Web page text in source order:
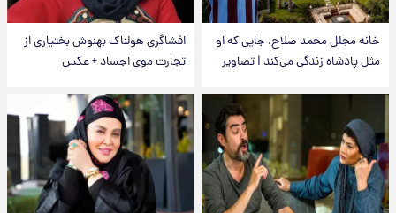
خانه مجلل محمد صلاح، جایی که او
مثل پادشاه زندگی می‌کند | تصاویر
افشاگری هولناک بهنوش بختیاری از
تجارت موی اجساد + عکس